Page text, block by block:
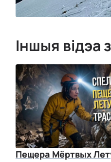
Іншыя відэа
Пещера Мёртвых